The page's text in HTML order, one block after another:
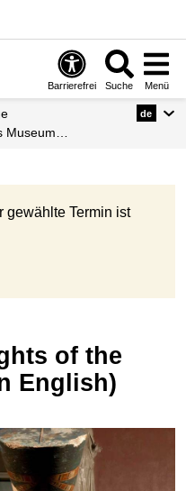
Barrierefrei Suche Menü
Museum…
de
gewählte Termin ist
English)